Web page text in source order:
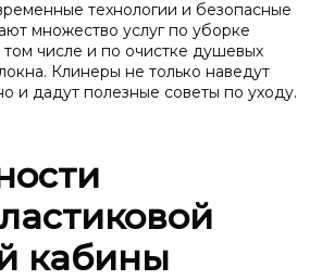
технологии и безопасные
множество услуг по уборке
том числе и по очистке душевых
Клинеры не только наведут
и дадут полезные советы по уходу.
кабины